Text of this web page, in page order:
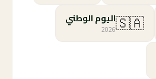
🇸🇦اليوم الوطني
2026